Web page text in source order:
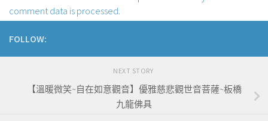
comment data is processed
FOLLOW:
NEXT STORY
【溫暖微笑~自在如意觀音】優雅慈悲觀世音菩薩~板橋
九龍佛具